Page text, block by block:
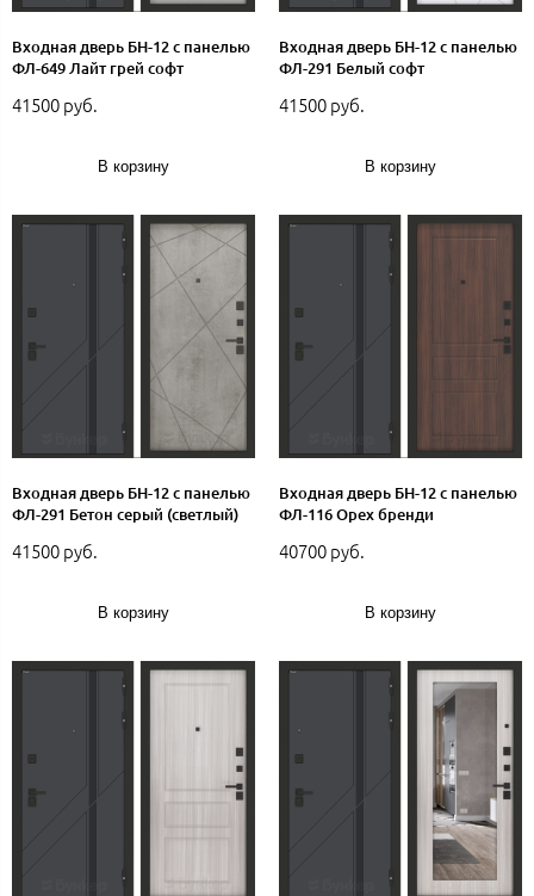
Входная дверь БН-12 с панелью
ФЛ-649 Лайт грей софт
41500 руб.
В корзину
Входная дверь БН-12 с панелью
ФЛ-291 Белый софт
41500 руб.
В корзину
Входная дверь БН-12 с панелью
ФЛ-291 Бетон серый (светлый)
41500 руб.
В корзину
Входная дверь БН-12 с панелью
ФЛ-116 Орех бренди
40700 руб.
В корзину